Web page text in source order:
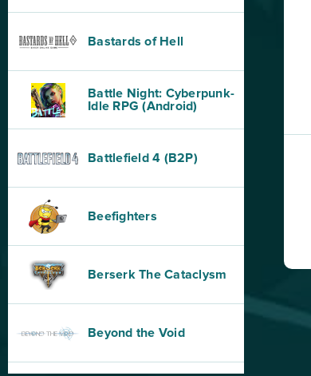
Bastards of Hell
Battle Night: Cyberpunk-
Idle RPG (Android)
Battlefield 4 (B2P)
Beefighters
Berserk The Cataclysm
Beyond the Void